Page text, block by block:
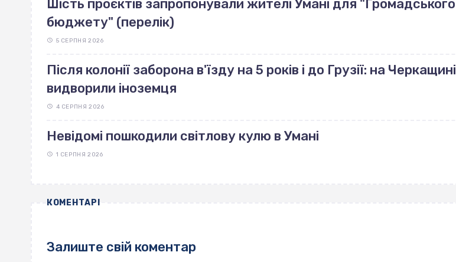
Шість проєктів запропонували жителі Умані для "Громадського
бюджету" (перелік)
5 СЕРПНЯ 2026
Після колонії заборона в'їзду на 5 років і до Грузії: на Черкащині
видворили іноземця
4 СЕРПНЯ 2026
Невідомі пошкодили світлову кулю в Умані
1 СЕРПНЯ 2026
КОМЕНТАРІ
Залиште свій коментар